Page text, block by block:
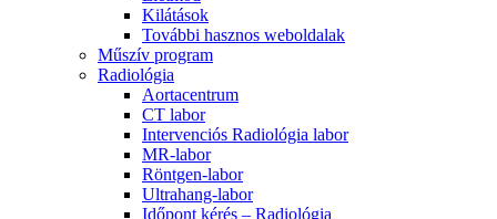
Kilátások
További hasznos weboldalak
Műszív program
Radiológia
Aortacentrum
CT labor
Intervenciós Radiológia labor
MR-labor
Röntgen-labor
Ultrahang-labor
Időpont kérés – Radiológia